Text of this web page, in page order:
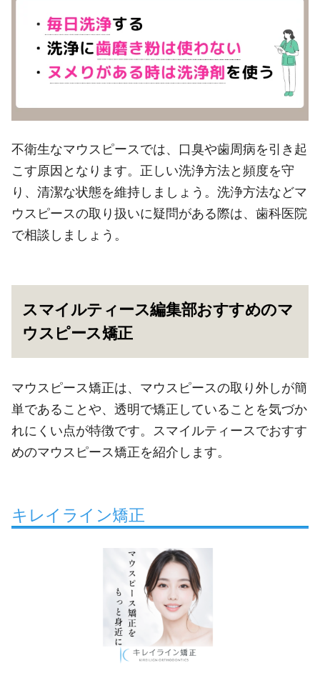
不衛生なマウスピースでは、口臭や歯周病を引き起
こす原因となります。正しい洗浄方法と頻度を守
り、清潔な状態を維持しましょう。洗浄方法などマ
ウスピースの取り扱いに疑問がある際は、歯科医院
で相談しましょう。
スマイルティース編集部おすすめのマ
ウスピース矯正
マウスピース矯正は、マウスピースの取り外しが簡
単であることや、透明で矯正していることを気づか
れにくい点が特徴です。スマイルティースでおすす
めのマウスピース矯正を紹介します。
キレイライン矯正